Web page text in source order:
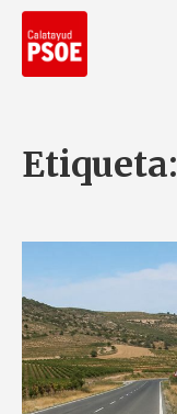
Etiqueta: